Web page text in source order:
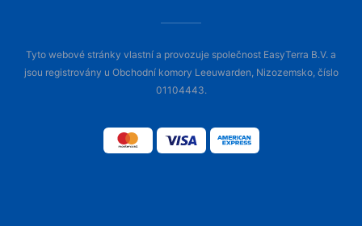
Tyto webové stránky vlastní a provozuje společnost EasyTerra B.V. a
jsou registrovány u Obchodní komory Leeuwarden, Nizozemsko, číslo
01104443.